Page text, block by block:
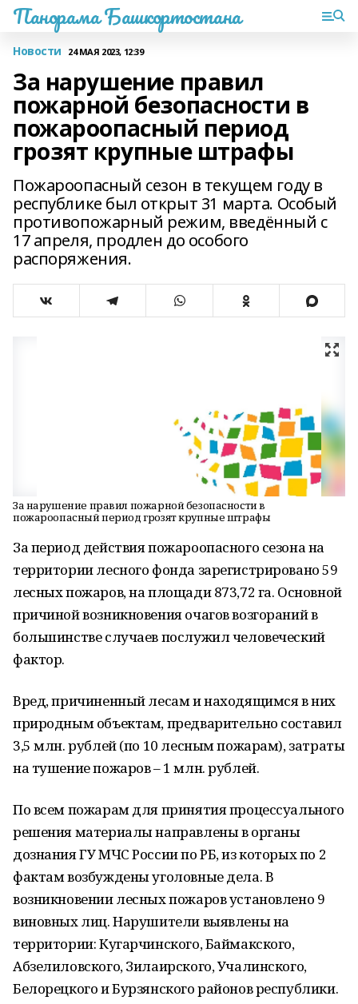
Панорама Башкортостана
Новости 24 МАЯ 2023, 12:39
За нарушение правил
пожарной безопасности в
пожароопасный период
грозят крупные штрафы
Пожароопасный сезон в текущем году в
республике был открыт 31 марта. Особый
противопожарный режим, введённый с
17 апреля, продлен до особого
распоряжения.
За нарушение правил пожарной безопасности в
пожароопасный период грозят крупные штрафы
За период действия пожароопасного сезона на
территории лесного фонда зарегистрировано 59
лесных пожаров, на площади 873,72 га. Основной
причиной возникновения очагов возгораний в
большинстве случаев послужил человеческий
фактор.
Вред, причиненный лесам и находящимся в них
природным объектам, предварительно составил
3,5 млн. рублей (по 10 лесным пожарам), затраты
на тушение пожаров – 1 млн. рублей.
По всем пожарам для принятия процессуального
решения материалы направлены в органы
дознания ГУ МЧС России по РБ, из которых по 2
фактам возбуждены уголовные дела. В
возникновении лесных пожаров установлено 9
виновных лиц. Нарушители выявлены на
территории: Кугарчинского, Баймакского,
Абзелиловского, Зилаирского, Учалинского,
Белорецкого и Бурзянского районов республики.